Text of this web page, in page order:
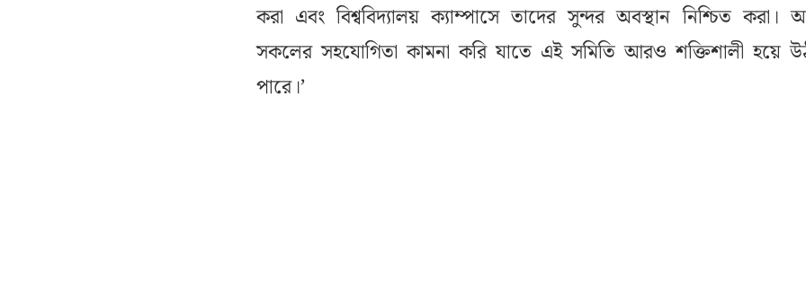
করা এবং বিশ্ববিদ্যালয় ক্যাম্পাসে তাদের সুন্দর অবস্থান নিশ্চিত করা।
সকলের সহযোগিতা কামনা করি যাতে এই সমিতি আরও শক্তিশালী হয়ে
পারে।’